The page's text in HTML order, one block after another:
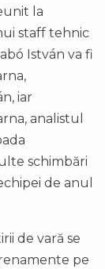
la
staff tehnic
István va fi
iar
analistul
schimbări
de anul
de vară se
pe